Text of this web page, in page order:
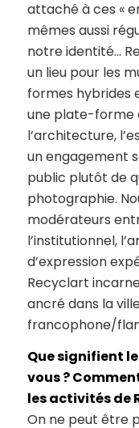
attaché à ces «
mêmes aussi
notre identité…
un lieu pour les
formes hybrides
une plate-forme
l’architecture,
un engagement
public plutôt de
photographie.
modérateurs
l’institutionnel,
d’expression
Recyclart
ancré dans la
francophone/
Que signifient
vous ?
les activités de
On ne peut être